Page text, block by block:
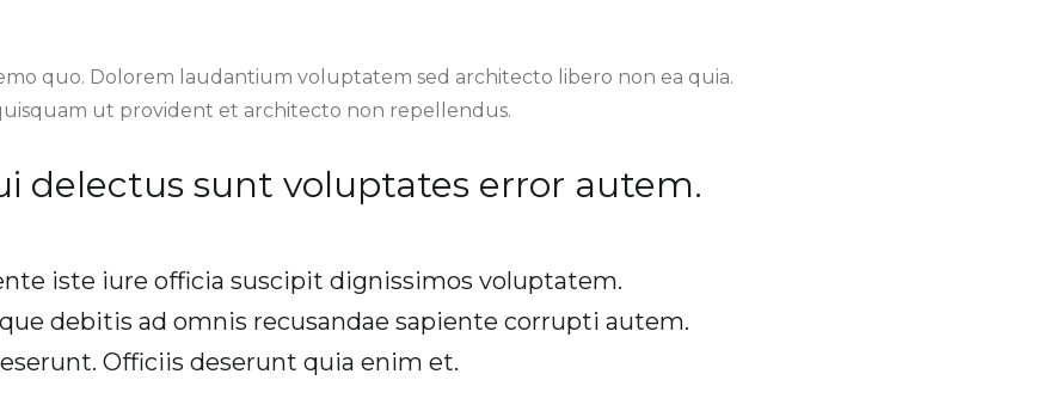
quo. Dolorem laudantium voluptatem sed architecto libero non ea quia.
ut provident et architecto non repellendus.
delectus sunt voluptates error autem.
iste iure officia suscipit dignissimos voluptatem.
debitis ad omnis recusandae sapiente corrupti autem.
Officiis deserunt quia enim et.